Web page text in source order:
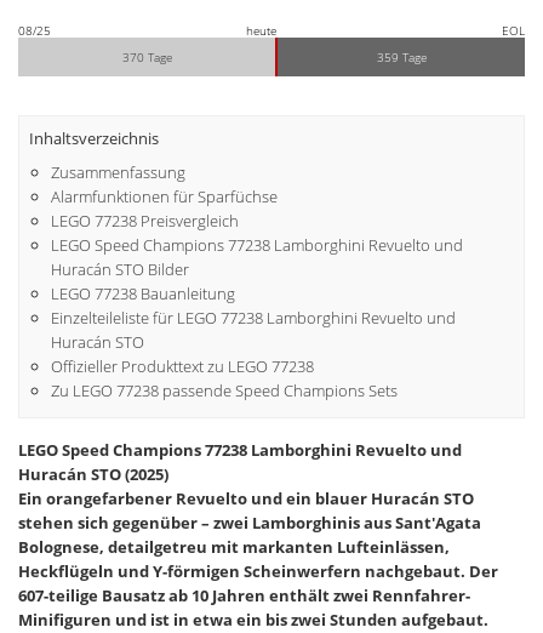
08/25 heute
EOL
370 Tage
359 Tage
Inhaltsverzeichnis
Zusammenfassung
Alarmfunktionen für Sparfüchse
LEGO 77238 Preisvergleich
LEGO Speed Champions 77238 Lamborghini Revuelto und
Huracán STO Bilder
LEGO 77238 Bauanleitung
Einzelteileliste für LEGO 77238 Lamborghini Revuelto und
Huracán STO
Offizieller Produkttext zu LEGO 77238
Zu LEGO 77238 passende Speed Champions Sets
LEGO Speed Champions 77238 Lamborghini Revuelto und
Huracán STO (2025)
Ein orangefarbener Revuelto und ein blauer Huracán STO
stehen sich gegenüber – zwei Lamborghinis aus Sant'Agata
Bolognese, detailgetreu mit markanten Lufteinlässen,
Heckflügeln und Y-förmigen Scheinwerfern nachgebaut. Der
607-teilige Bausatz ab 10 Jahren enthält zwei Rennfahrer-
Minifiguren und ist in etwa ein bis zwei Stunden aufgebaut.